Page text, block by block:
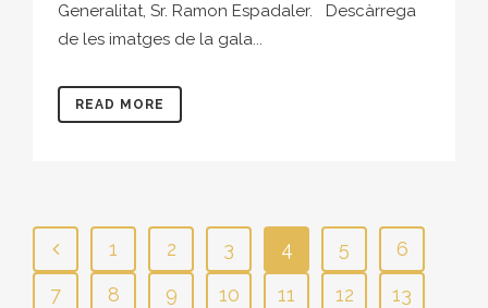
Generalitat, Sr. Ramon Espadaler. Descàrrega
de les imatges de la gala...
READ MORE
1 2 3 4 5
6
7
8 9 10 11 12
13